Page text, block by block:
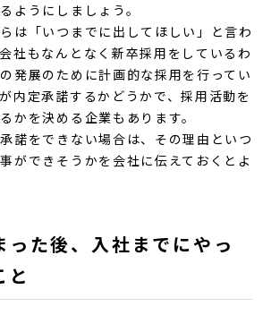
ようにしましょう。
は「いつまでに出してほしい」と言わ
社もなんとなく新卒採用をしているわ
発展のために計画的な採用を行ってい
内定承諾するかどうかで、採用活動を
かを決める企業もあります。
諾をできない場合は、その理由といつ
ができそうかを会社に伝えておくとよ
った後、入社までにやっ
と